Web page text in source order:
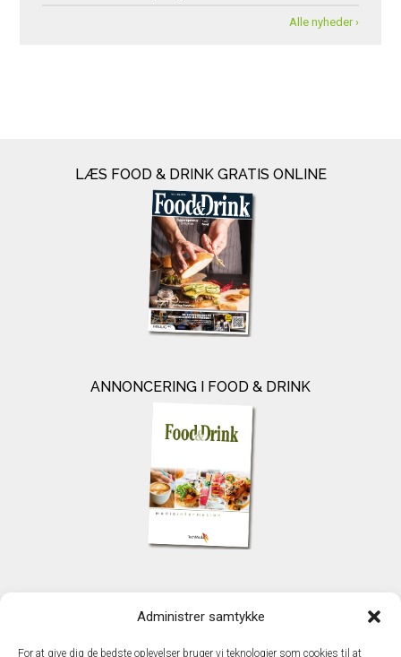
Administrer samtykke
For at give dig de bedste oplevelser bruger vi teknologier som cookies til at
Alle nyheder ›
LÆS FOOD & DRINK GRATIS ONLINE
ANNONCERING I FOOD & DRINK
TechMedia A/S